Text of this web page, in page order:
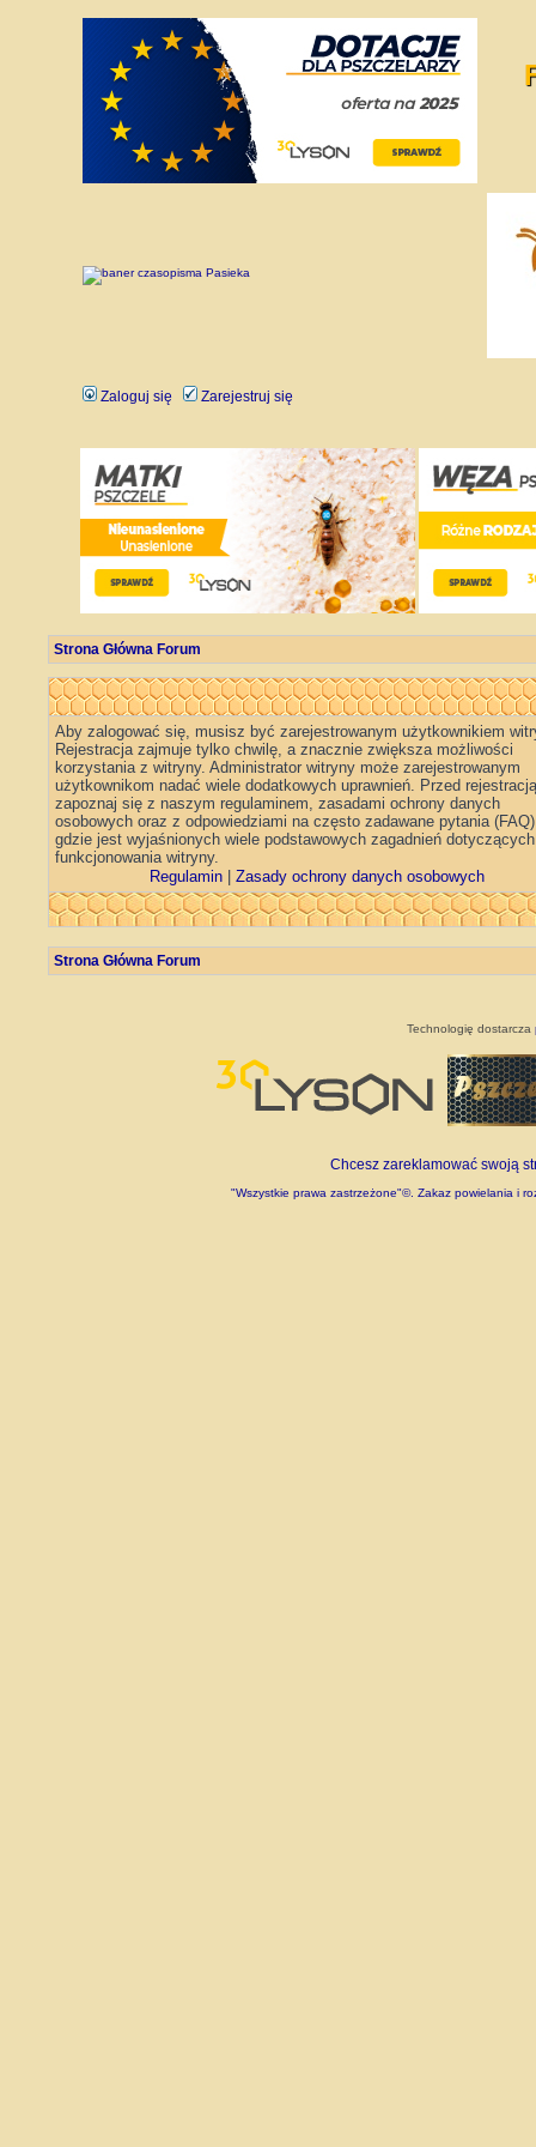
Zaloguj się Zarejestruj się
Strona Główna Forum
Aby zalogować się, musisz być zarejestrowanym użytkownikiem
Rejestracja zajmuje tylko chwilę, a znacznie zwiększa możliwości
korzystania z witryny. Administrator witryny może zarejestrowanym
użytkownikom nadać wiele dodatkowych uprawnień. Przed rejestracją
zapoznaj się z naszym regulaminem, zasadami ochrony danych
osobowych oraz z odpowiedziami na często zadawane pytania
gdzie jest wyjaśnionych wiele podstawowych zagadnień dotyczących
funkcjonowania witryny.
Regulamin
Zasady ochrony danych osobowych
Strona Główna Forum
Technologię dostarcza
Chcesz zareklamować swoją
"Wszystkie prawa zastrzeżone"©. Zakaz powielania i